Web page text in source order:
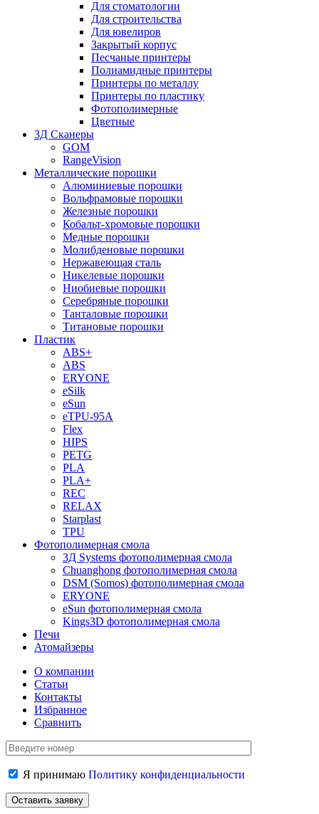
Для стоматологии
Для строительства
Для ювелиров
Закрытый корпус
Песчаные принтеры
Полиамидные принтеры
Принтеры по металлу
Принтеры по пластику
Фотополимерные
Цветные
3Д Сканеры
GOM
RangeVision
Металлические порошки
Алюминиевые порошки
Вольфрамовые порошки
Железные порошки
Кобальт-хромовые порошки
Медные порошки
Молибденовые порошки
Нержавеющая сталь
Никелевые порошки
Ниобиевые порошки
Серебряные порошки
Танталовые порошки
Титановые порошки
Пластик
ABS+
ABS
ERYONE
eSilk
eSun
eTPU-95A
Flex
HIPS
PETG
PLA
PLA+
REC
RELAX
Starplast
TPU
Фотополимерная смола
3Д Systems фотополимерная смола
Chuanghong фотополимерная смола
DSM (Somos) фотополимерная смола
ERYONE
eSun фотополимерная смола
Kings3D фотополимерная смола
Печи
Атомайзеры
О компании
Статьи
Контакты
Избранное
Сравнить
Я принимаю Политику конфиденциальности